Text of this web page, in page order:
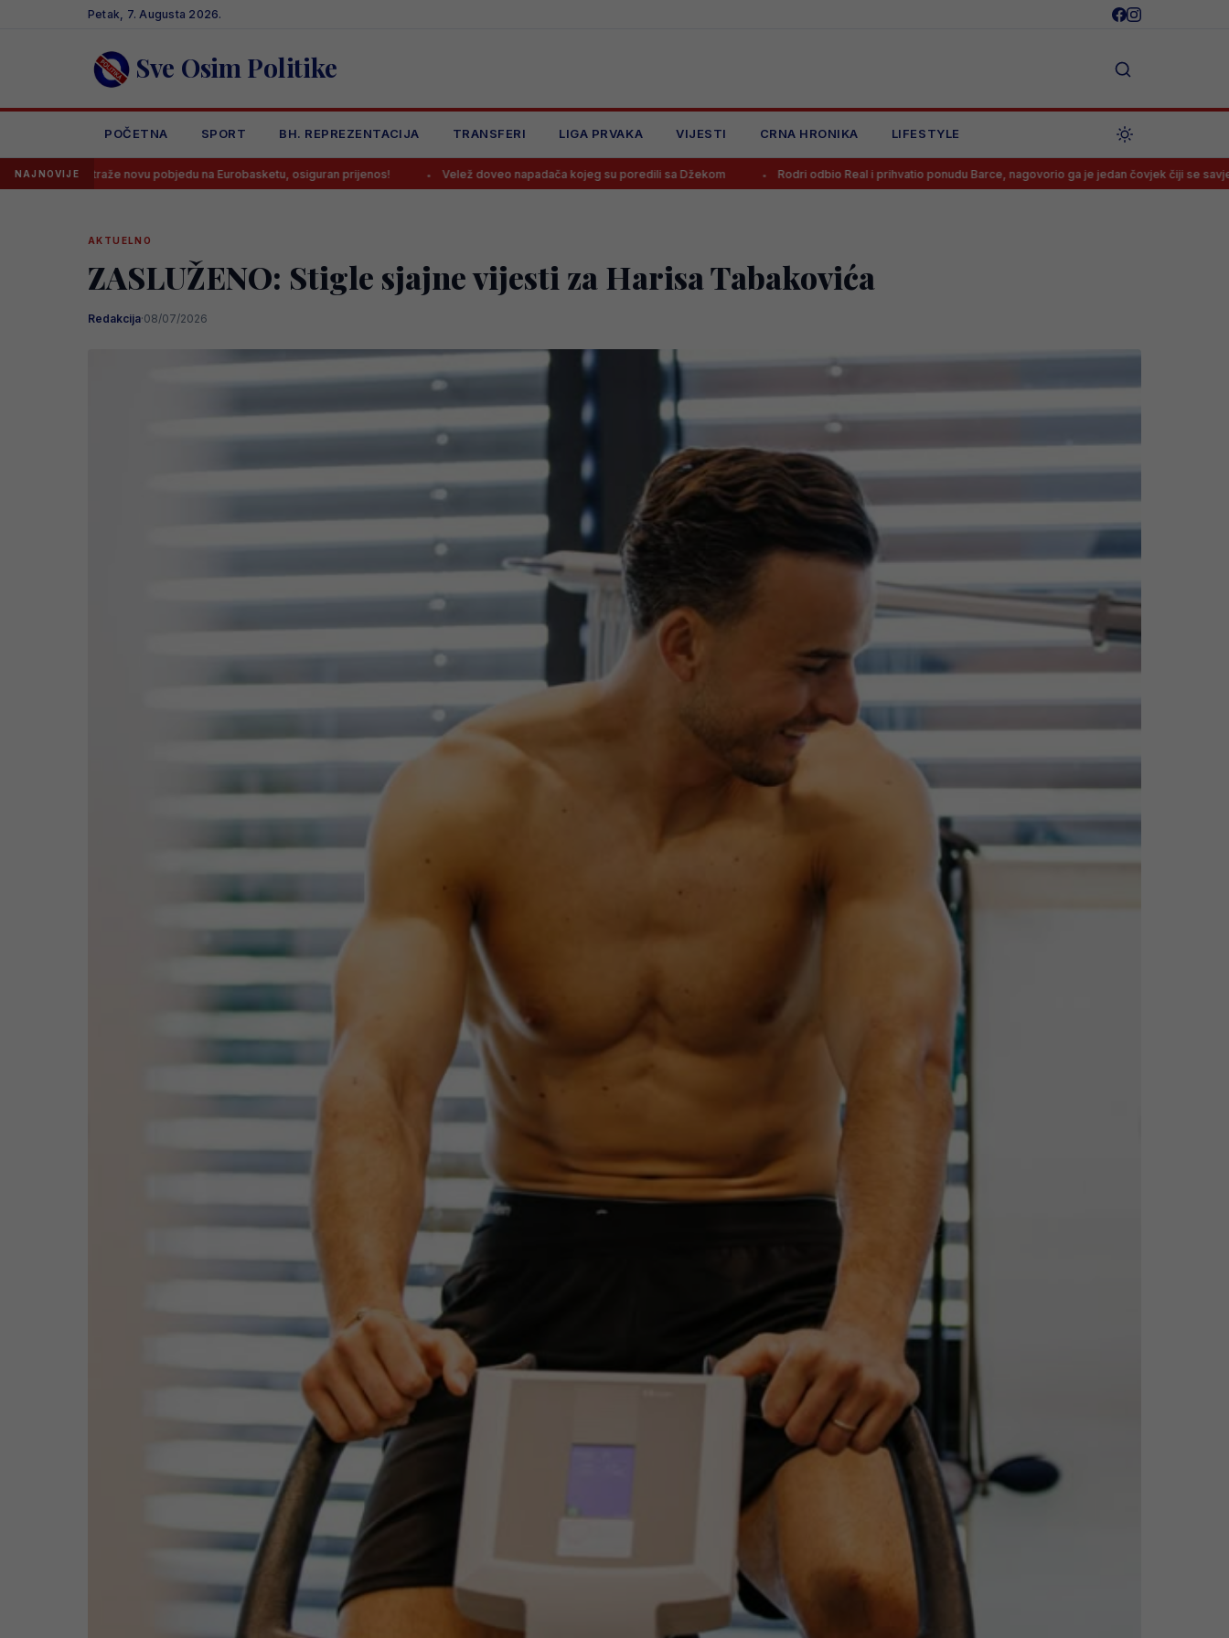
Petak, 7. Augusta 2026.
Sve Osim Politike
POČETNA SPORT BH. REPREZENTACIJA TRANSFERI LIGA PRVAKA VIJESTI CRNA HRONIKA LIFESTYLE
NAJNOVIJE
novu pobjedu na Eurobasketu, osiguran prijenos! Velež doveo napadača kojeg su poredili sa Džekom Rodri odbio Real i prihvatio ponudu Barce, nagovorio ga je jedan čovjek čiji se savjet mora slušati
AKTUELNO
ZASLUŽENO: Stigle sjajne vijesti za Harisa Tabakovića
Redakcija·08/07/2026